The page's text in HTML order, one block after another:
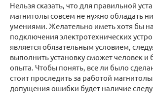
Нельзя сказать, что для правильной
магнитолы совсем не нужно обладать
умениями. Желательно иметь хотя бы
подключения электротехнических
является обязательным условием,
выполнить установку сможет человек и
опыта. Чтобы понять, все ли было
стоит проследить за работой
допущения ошибки будет наличие